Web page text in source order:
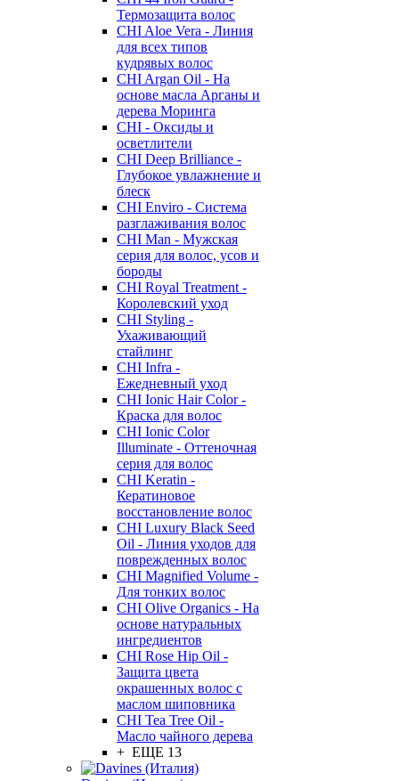
Термозащита волос
CHI Aloe Vera - Линия
для всех типов
кудрявых волос
CHI Argan Oil - На
основе масла Арганы и
дерева Моринга
CHI - Оксиды и
осветлители
CHI Deep Brilliance -
Глубокое увлажнение и
блеск
CHI Enviro - Система
разглаживания волос
CHI Man - Мужская
серия для волос, усов и
бороды
CHI Royal Treatment -
Королевский уход
CHI Styling -
Ухаживающий
стайлинг
CHI Infra -
Ежедневный уход
CHI Ionic Hair Color -
Краска для волос
CHI Ionic Color
Illuminate - Оттеночная
серия для волос
CHI Keratin -
Кератиновое
восстановление волос
CHI Luxury Black Seed
Oil - Линия уходов для
поврежденных волос
CHI Magnified Volume -
Для тонких волос
CHI Olive Organics - На
основе натуральных
ингредиентов
CHI Rose Hip Oil -
Защита цвета
окрашенных волос с
маслом шиповника
CHI Tea Tree Oil -
Масло чайного дерева
+ ЕЩЕ 13